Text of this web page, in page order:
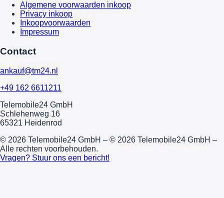
Algemene voorwaarden inkoop
Privacy inkoop
Inkoopvoorwaarden
Impressum
Contact
ankauf@tm24.nl
+49 162 6611211
Telemobile24 GmbH
Schlehenweg 16
65321 Heidenrod
© 2026 Telemobile24 GmbH – © 2026 Telemobile24 GmbH –
Alle rechten voorbehouden.
Vragen? Stuur ons een bericht!